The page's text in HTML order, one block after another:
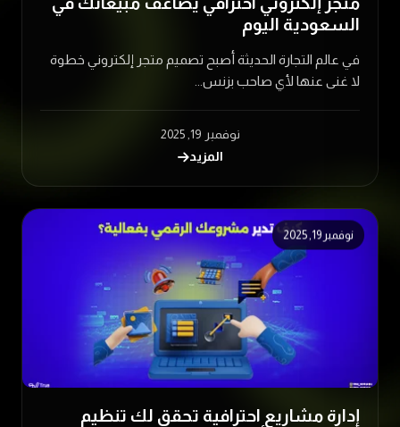
السعودية اليوم
في عالم التجارة الحديثة أصبح تصميم متجر إلكتروني خطوة
لا غنى عنها لأي صاحب بزنس...
نوفمبر 19, 2025
المزيد
نوفمبر 19, 2025
إدارة مشاريع احترافية تحقق لك تنظيم